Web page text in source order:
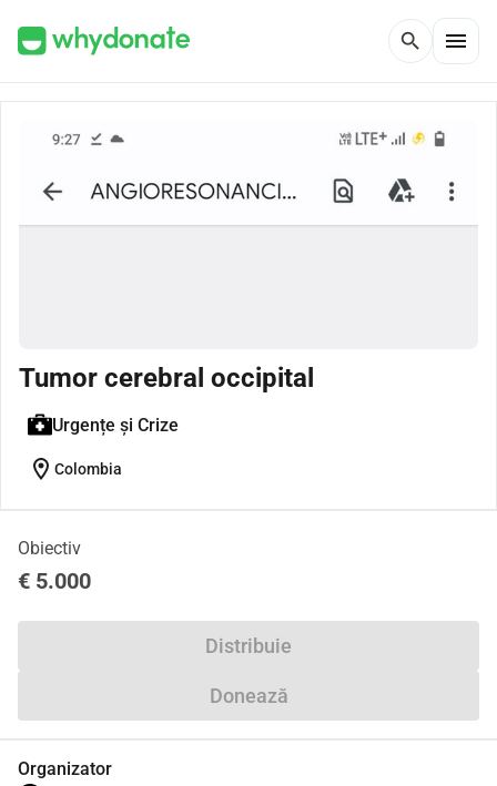
search menu
Tumor cerebral occipital
Urgențe și Crize
location_on Colombia
Obiectiv
€ 5.000
Distribuie
Donează
Organizator